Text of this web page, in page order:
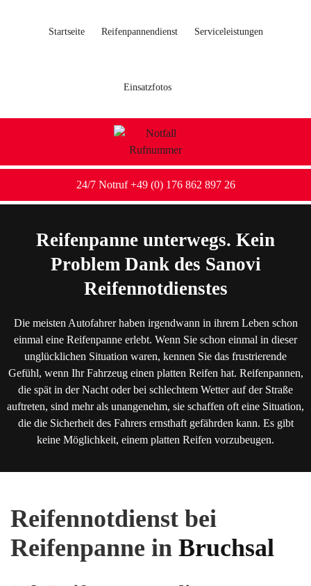
Startseite Reifenpannendienst Serviceleistungen
Einsatzfotos
24/7 Notruf +49 (0) 176 862 897 26
Reifenpanne unterwegs. Kein
Problem Dank des Sanovi
Reifennotdienstes
Die meisten Autofahrer haben irgendwann in ihrem Leben schon
einmal eine Reifenpanne erlebt. Wenn Sie schon einmal in dieser
unglücklichen Situation waren, kennen Sie das frustrierende
Gefühl, wenn Ihr Fahrzeug einen platten Reifen hat. Reifenpannen,
die spät in der Nacht oder bei schlechtem Wetter auf der Straße
auftreten, sind mehr als unangenehm, sie schaffen oft eine Situation,
die die Sicherheit des Fahrers ernsthaft gefährden kann. Es gibt
keine Möglichkeit, einem platten Reifen vorzubeugen.
Reifennotdienst bei
Reifenpanne in Bruchsal